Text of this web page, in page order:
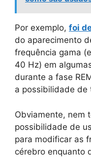
Por exemplo, foi
do aparecimento
frequência gama
40 Hz) em
durante a fase
a possibilidade de
Obviamente, nem
possibilidade de
para modificar as
cérebro enquanto